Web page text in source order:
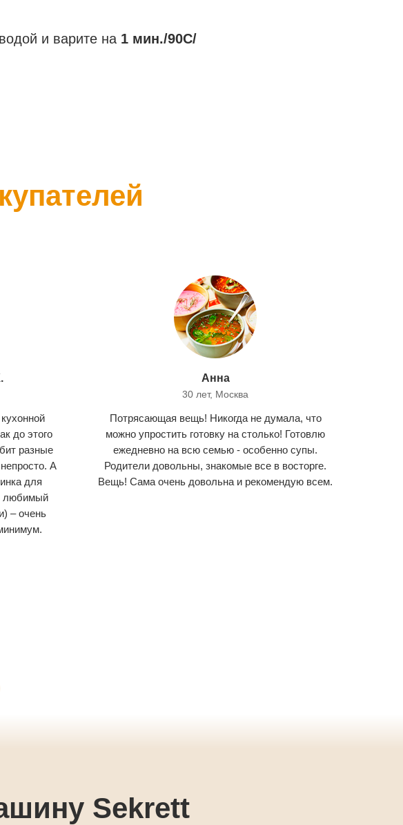
и варите на 1 мин./90С/
до этого
разные
А
для
любимый
– очень
Анна
30 лет, Москва
Потрясающая вещь! Никогда не думала, что
можно упростить готовку на столько! Готовлю
ежедневно на всю семью - особенно супы.
Родители довольны, знакомые все в восторге.
Вещь! Сама очень довольна и рекомендую всем.
Sekrett